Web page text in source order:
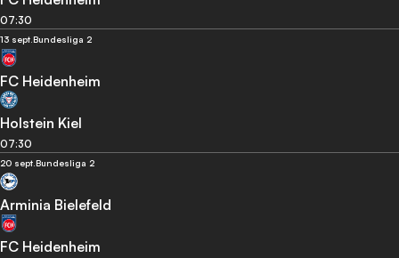
07:30
13 sept. Bundesliga 2
FC Heidenheim
Holstein Kiel
07:30
20 sept. Bundesliga 2
Arminia Bielefeld
FC Heidenheim